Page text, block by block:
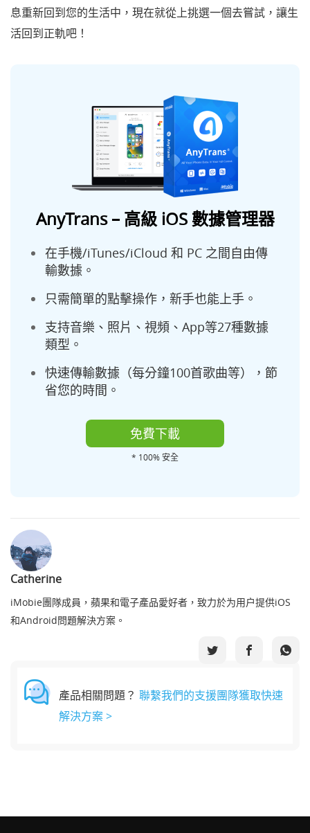
息重新回到您的生活中，現在就從上挑選一個去嘗試，讓生
活回到正軌吧！
AnyTrans – 高級 iOS 數據管理器
在手機/iTunes/iCloud 和 PC 之間自由傳
輸數據。
只需簡單的點擊操作，新手也能上手。
支持音樂、照片、視頻、App等27種數據
類型。
快速傳輸數據（每分鐘100首歌曲等），節
省您的時間。
免費下載
* 100% 安全
Catherine
iMobie團隊成員，蘋果和電子產品愛好者，致力於为用户提供iOS
和Android問題解決方案。
產品相關問題？ 聯繫我們的支援團隊獲取快速
解決方案 >